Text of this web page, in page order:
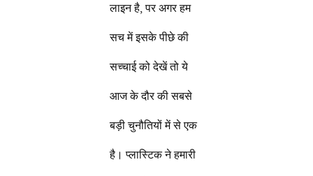
लाइन है, पर अगर हम
सच में इसके पीछे की
सच्चाई को देखें तो ये
आज के दौर की सबसे
बड़ी चुनौतियों में से एक
है। प्लास्टिक ने हमारी